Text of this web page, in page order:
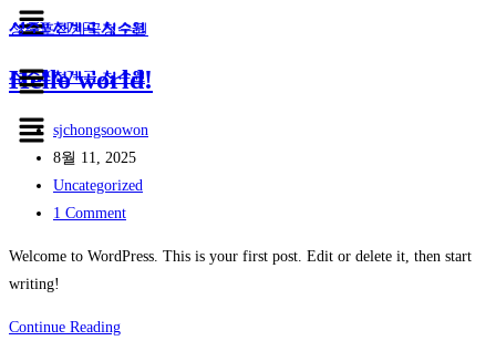
Skip
content
성주포천계곡청수원
Menu
성주포천계곡청수원
Menu
성주포천계곡청수원
Menu
Hello world!
Post
author:
sjchongsoowon
Post
published:
8월 11, 2025
Post
category:
Uncategorized
Post
1 Comment
Welcome to WordPress. This is your first post. Edit or delete it, then start
writing!
Continue ReadingHello